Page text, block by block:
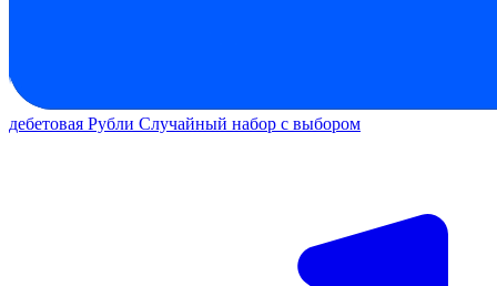
дебетовая Рубли Случайный набор с выбором